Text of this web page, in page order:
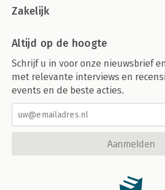
Zakelijk
Altijd op de hoogte
Schrijf u in voor onze nieuwsbrief
met relevante interviews en
events en de beste acties.
Aanmelden